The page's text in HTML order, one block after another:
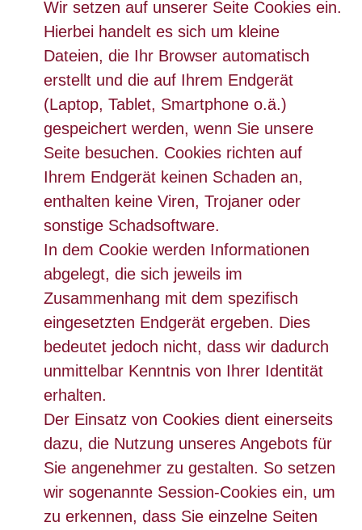
Wir setzen auf unserer Seite Cookies ein.
Hierbei handelt es sich um kleine
Dateien, die Ihr Browser automatisch
erstellt und die auf Ihrem Endgerät
(Laptop, Tablet, Smartphone o.ä.)
gespeichert werden, wenn Sie unsere
Seite besuchen. Cookies richten auf
Ihrem Endgerät keinen Schaden an,
enthalten keine Viren, Trojaner oder
sonstige Schadsoftware.
In dem Cookie werden Informationen
abgelegt, die sich jeweils im
Zusammenhang mit dem spezifisch
eingesetzten Endgerät ergeben. Dies
bedeutet jedoch nicht, dass wir dadurch
unmittelbar Kenntnis von Ihrer Identität
erhalten.
Der Einsatz von Cookies dient einerseits
dazu, die Nutzung unseres Angebots für
Sie angenehmer zu gestalten. So setzen
wir sogenannte Session-Cookies ein, um
zu erkennen, dass Sie einzelne Seiten